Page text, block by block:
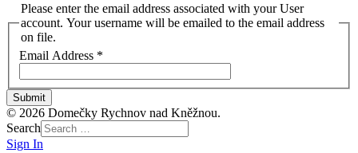
Please enter the email address associated with your User
account. Your username will be emailed to the email address
on file.
Email Address *
Submit
© 2026 Domečky Rychnov nad Kněžnou.
Search
Sign In